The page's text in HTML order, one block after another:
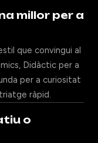
millor per a
que convingui al
Didàctic per a
per a curiositat
ràpid.
o